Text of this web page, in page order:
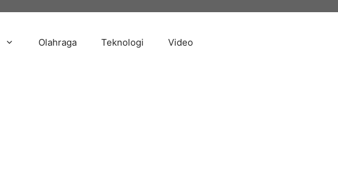
Olahraga Teknologi Video